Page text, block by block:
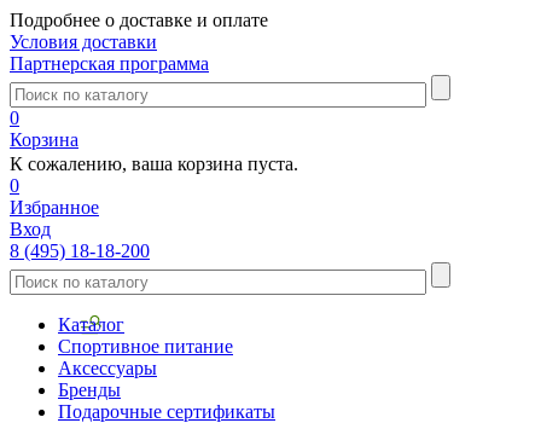
Подробнее о доставке и оплате
Условия доставки
Партнерская программа
0
Корзина
К сожалению, ваша корзина пуста.
0
Избранное
Вход
8 (495) 18-18-200
Каталог
Спортивное питание
Аксессуары
Бренды
Подарочные сертификаты